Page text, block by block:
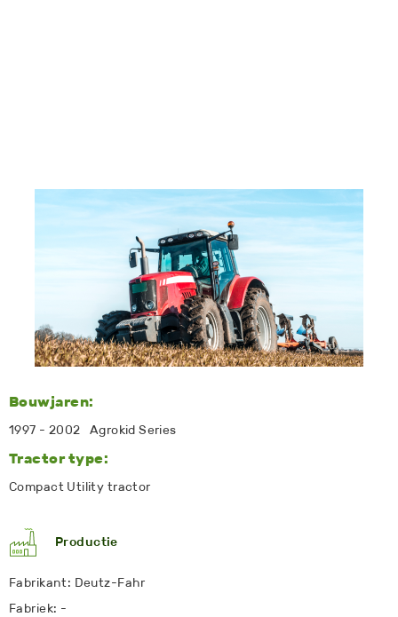
Bouwjaren:
1997 - 2002 Agrokid Series
Tractor type:
Compact Utility tractor
Productie
Fabrikant: Deutz-Fahr
Fabriek: -